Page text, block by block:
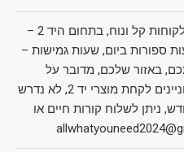
דרושים דרושות לעבודה בשירות לקוחות קל ונוח, בתחום היד 2 –
ספורות ביום, שעות גמישות –
באזור שלכם, מדובר על
מענה טלפוני ופיזי ללקוחות המעוניינים לקחת מוצרי יד 2, לא נדרש
שכר בין 15000-25000 בחודש, ניתן לשלוח קורות חיים או